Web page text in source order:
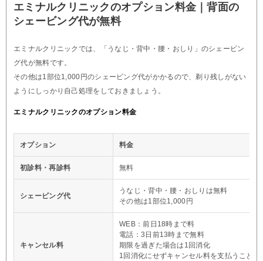
エミナルクリニックのオプション料金｜背面の
シェービング代が無料
エミナルクリニックでは、「うなじ・背中・腰・おしり」のシェービン
グ代が無料です。
その他は1部位1,000円のシェービング代がかかるので、剃り残しがない
ようにしっかり自己処理をしておきましょう。
エミナルクリニックのオプション料金
オプション 料金
初診料・再診料 無料
シェービング代
うなじ・背中・腰・おしりは無料
その他は1部位1,000円
キャンセル料
WEB：前日18時まで料
電話：3日前13時まで無料
期限を過ぎた場合は1回消化
1回消化にせずキャンセル料を支払うことも